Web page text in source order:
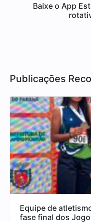
Baixe o App
Publicações
Equipe de
fase final dos